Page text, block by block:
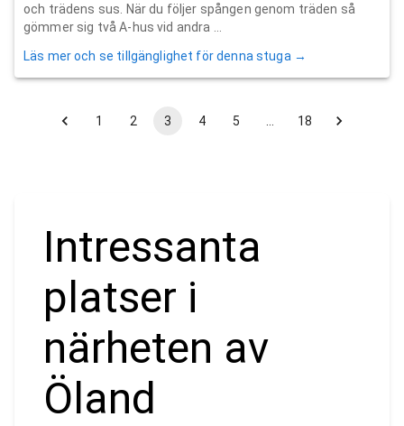
och trädens sus. När du följer spången genom träden så
gömmer sig två A-hus vid andra ...
Läs mer och se tillgänglighet för denna stuga →
1 2 3 4 5 … 18
Intressanta
platser i
närheten av
Öland